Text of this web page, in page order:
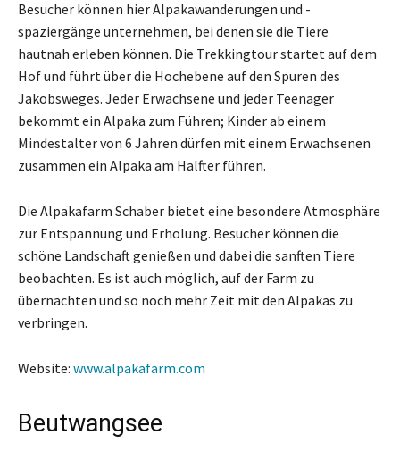
Besucher können hier Alpakawanderungen und -
spaziergänge unternehmen, bei denen sie die Tiere
hautnah erleben können. Die Trekkingtour startet auf dem
Hof und führt über die Hochebene auf den Spuren des
Jakobsweges. Jeder Erwachsene und jeder Teenager
bekommt ein Alpaka zum Führen; Kinder ab einem
Mindestalter von 6 Jahren dürfen mit einem Erwachsenen
zusammen ein Alpaka am Halfter führen.
Die Alpakafarm Schaber bietet eine besondere Atmosphäre
zur Entspannung und Erholung. Besucher können die
schöne Landschaft genießen und dabei die sanften Tiere
beobachten. Es ist auch möglich, auf der Farm zu
übernachten und so noch mehr Zeit mit den Alpakas zu
verbringen.
Website: www.alpakafarm.com
Beutwangsee